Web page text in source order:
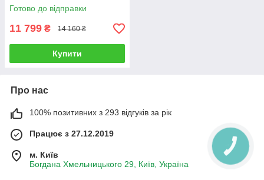
Готово до відправки
11 799 ₴ 14 160 ₴
Купити
Про нас
100% позитивних з 293 відгуків за рік
Працює з 27.12.2019
м. Київ
Богдана Хмельницького 29, Київ, Україна